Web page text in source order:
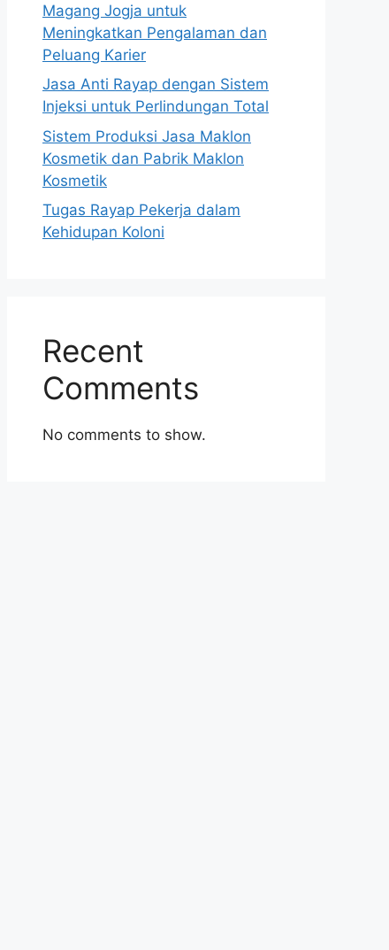
Magang Jogja untuk
Meningkatkan Pengalaman dan
Peluang Karier
Jasa Anti Rayap dengan Sistem
Injeksi untuk Perlindungan Total
Sistem Produksi Jasa Maklon
Kosmetik dan Pabrik Maklon
Kosmetik
Tugas Rayap Pekerja dalam
Kehidupan Koloni
Recent
Comments
No comments to show.